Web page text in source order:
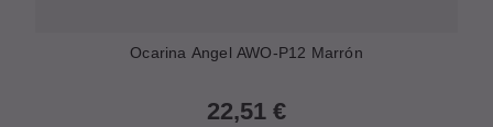
Ocarina Angel AWO-P12 Marrón
22,51 €